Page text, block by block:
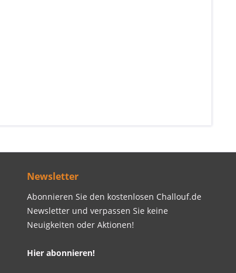
Newsletter
Abonnieren Sie den kostenlosen Challouf.de
Newsletter und verpassen Sie keine
Neuigkeiten oder Aktionen!
Hier abonnieren!